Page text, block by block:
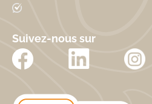
Suivez-nous sur